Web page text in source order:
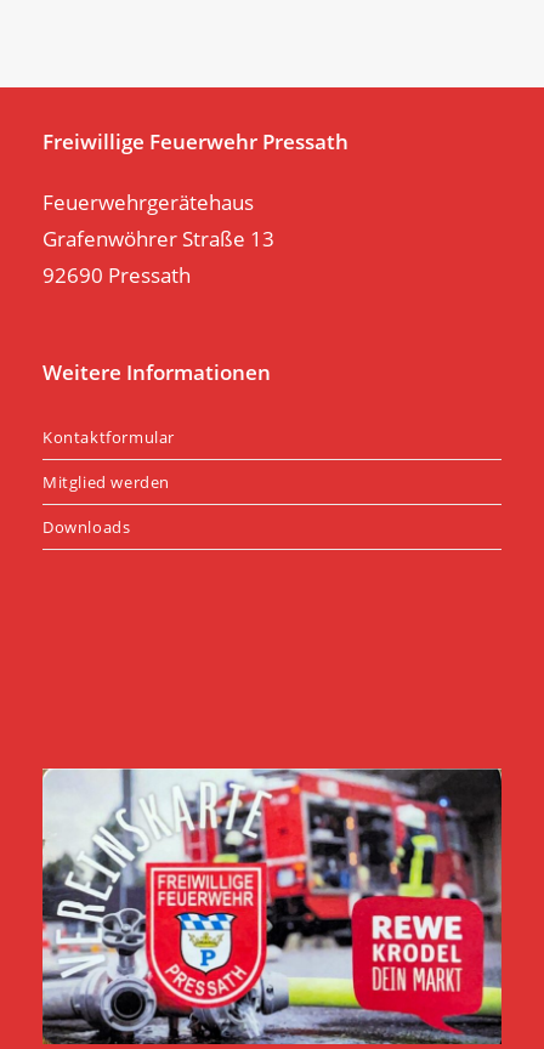
Freiwillige Feuerwehr Pressath
Feuerwehrgerätehaus
Grafenwöhrer Straße 13
92690 Pressath
Weitere Informationen
Kontaktformular
Mitglied werden
Downloads